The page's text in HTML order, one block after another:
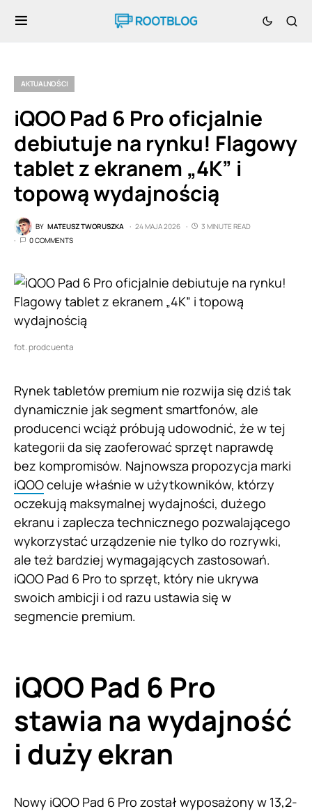
AKTUALNOŚCI
iQOO Pad 6 Pro oficjalnie
debiutuje na rynku! Flagowy
tablet z ekranem „4K” i
topową wydajnością
BY MATEUSZ TWORUSZKA 24 MAJA 2026
3 MINUTE READ
0 COMMENTS
fot. prodcuenta
Rynek tabletów premium nie rozwija się dziś tak
dynamicznie jak segment smartfonów, ale
producenci wciąż próbują udowodnić, że w tej
kategorii da się zaoferować sprzęt naprawdę
bez kompromisów. Najnowsza propozycja marki
iQOOceluje właśnie w użytkowników, którzy
oczekują maksymalnej wydajności, dużego
ekranu i zaplecza technicznego pozwalającego
wykorzystać urządzenie nie tylko do rozrywki,
ale też bardziej wymagających zastosowań.
iQOO Pad 6 Pro to sprzęt, który nie ukrywa
swoich ambicji i od razu ustawia się w
segmencie premium.
iQOO Pad 6 Pro
stawia na wydajność
i duży ekran
Nowy iQOO Pad 6 Pro został wyposażony w 13,2-